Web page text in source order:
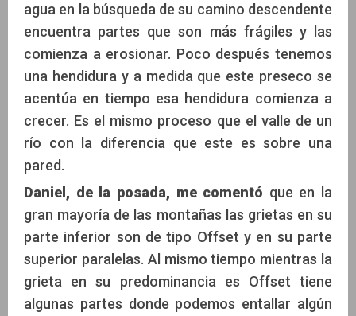
agua en la búsqueda de su camino descendente
encuentra partes que son más frágiles y las
comienza a erosionar. Poco después tenemos
una hendidura y a medida que este preseco se
acentúa en tiempo esa hendidura comienza a
crecer. Es el mismo proceso que el valle de un
río con la diferencia que este es sobre una
pared.
Daniel, de la posada, me comentó que en la
gran mayoría de las montañas las grietas en su
parte inferior son de tipo Offset y en su parte
superior paralelas. Al mismo tiempo mientras la
grieta en su predominancia es Offset tiene
algunas partes donde podemos entallar algún